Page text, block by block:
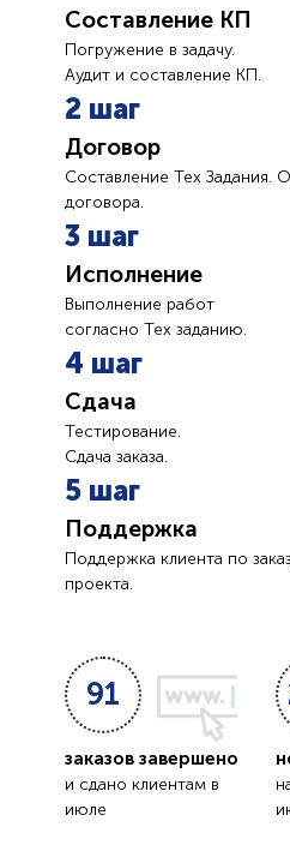
Составление КП
Погружение в задачу.
Аудит и составление КП.
2 шаг
Договор
Составление Тех Задания.
договора.
3 шаг
Исполнение
Выполнение работ
согласно Тех заданию.
4 шаг
Сдача
Тестирование.
Сдача заказа.
5 шаг
Поддержка
Поддержка клиента по
проекта.
91
заказов завершено
и сдано клиентам в
июле